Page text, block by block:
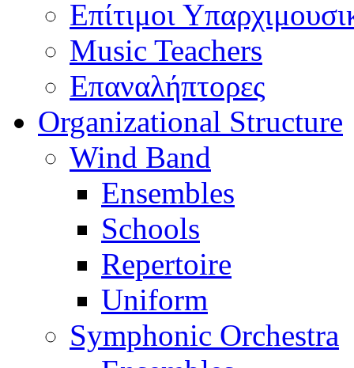
Επίτιμοι
Music Teachers
Επαναλήπτορες
Organizational Structure
Wind Band
Ensembles
Schools
Repertoire
Uniform
Symphonic Orchestra